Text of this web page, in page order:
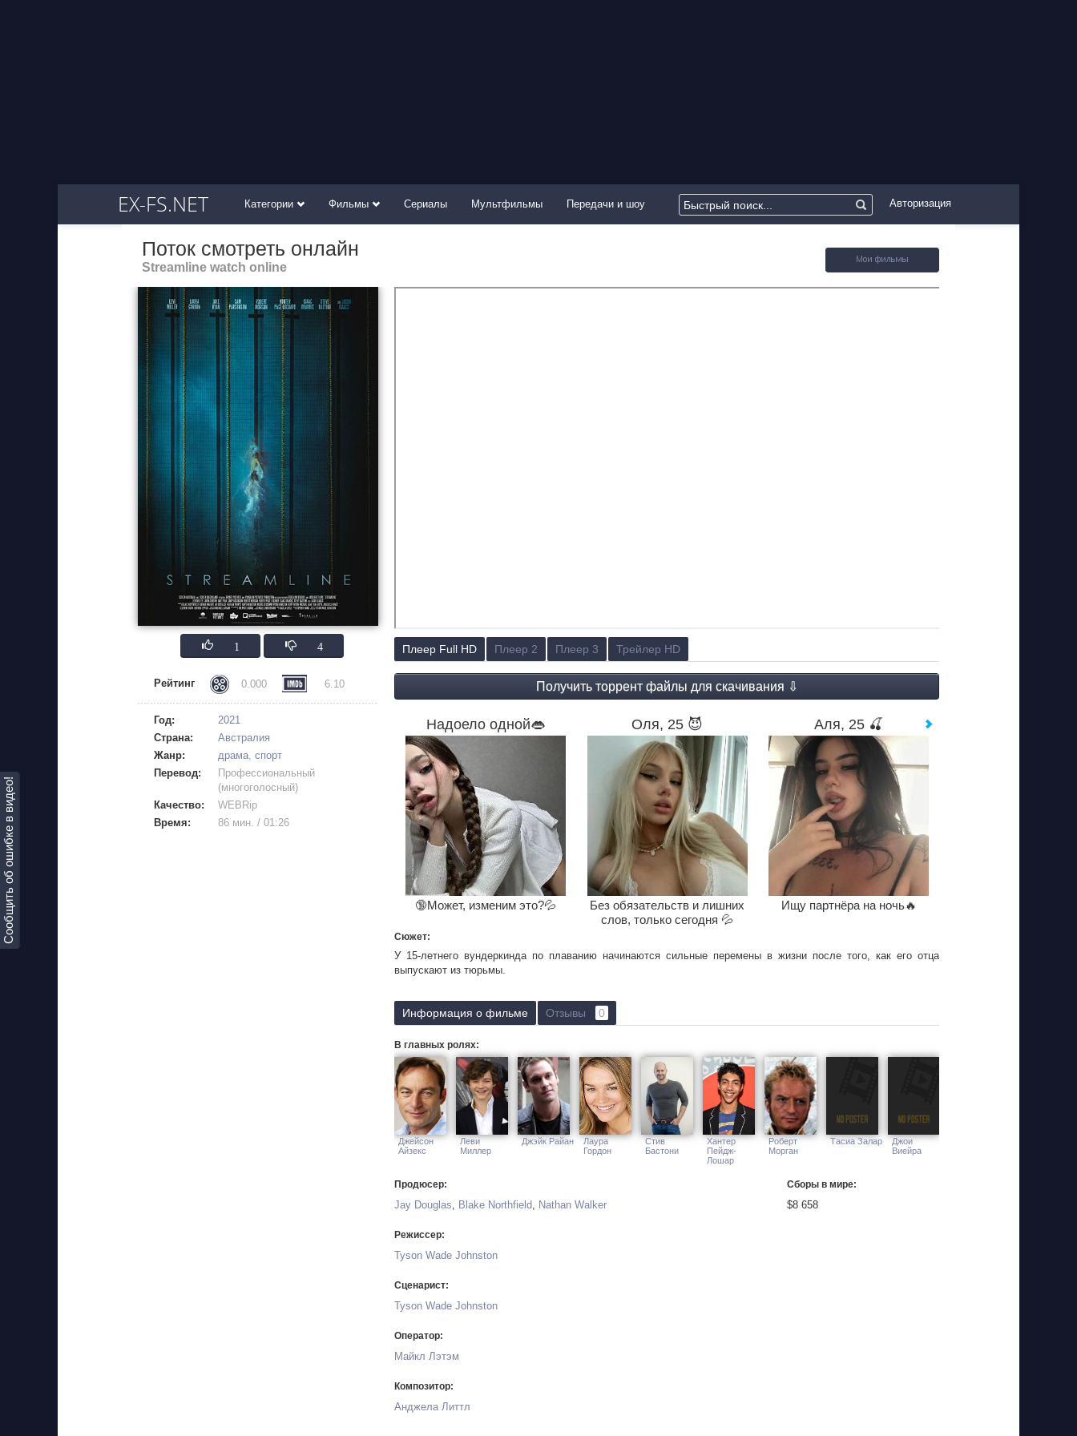
EX-FS.NET Категории Фильмы Сериалы Мультфильмы Передачи и шоу Авторизация
Сообщить об ошибке в видео!
Поток смотреть онлайн
Streamline watch online
1 4
Рейтинг 0.000 6.10
Год:
2021
Страна:
Австралия
Жанр:
драма, спорт
Перевод:
Профессиональный
(многоголосный)
Качество:
WEBRip
Время:
86 мин. / 01:26
Плеер Full HD Плеер 2 Плеер 3 Трейлер HD
Надоело одной👄
🔞Может, изменим это?💦
Оля, 25 😈
Без обязательств и лишних
слов, только сегодня 💦
Аля, 25 🍒
Ищу партнёра на ночь🔥
Сюжет:
У 15-летнего вундеркинда по плаванию начинаются сильные перемены в жизни после того, как его отца
выпускают из тюрьмы.
Информация о фильме Отзывы 0
В главных ролях:
Джейсон
Айзекс
Леви
Миллер
Джэйк Райан
Лаура
Гордон
Стив
Бастони
Хантер
Пейдж-
Лошар
Роберт
Морган
Тасиа Залар
Джои
Виейра
Продюсер:
Jay Douglas, Blake Northfield, Nathan Walker
Режиссер:
Tyson Wade Johnston
Сценарист:
Tyson Wade Johnston
Оператор:
Майкл Лэтэм
Композитор:
Анджела Литтл
Сборы в мире:
$8 658